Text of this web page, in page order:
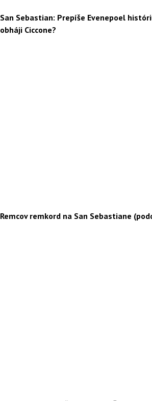
San Sebastian: Prepíše Evenepoel
obháji Ciccone?
Remcov remkord na San Sebastiane